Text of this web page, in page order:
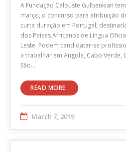
A Fundação Calouste Gulbenkian
março, o concurso para atribuição
curta duração em Portugal,
dos Países Africanos de Língua
Leste. Podem candidatar-se
a trabalhar em Angola, Cabo Verde,
São…
READ MORE
March 7, 2019